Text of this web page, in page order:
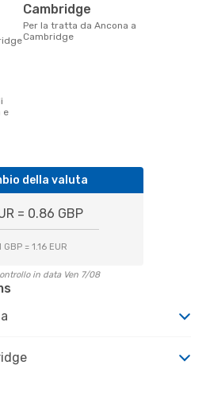
Cambridge
Per la tratta da Ancona a
Cambridge
e
della valuta
= 0.86 GBP
GBP = 1.16 EUR
in data Ven 7/08